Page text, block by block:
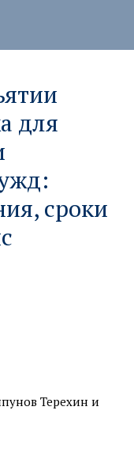
для
сроки
Терехин и